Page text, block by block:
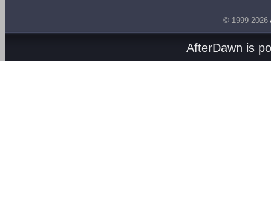
© 1999-2026
AfterDawn is